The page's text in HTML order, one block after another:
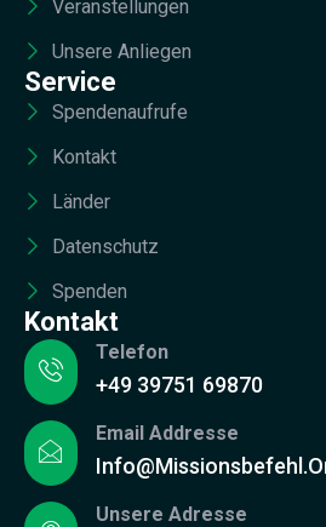
Veranstellungen
Unsere Anliegen
Service
Spendenaufrufe
Kontakt
Länder
Datenschutz
Spenden
Kontakt
Telefon
+49 39751 69870
Email Addresse
Unsere Adresse